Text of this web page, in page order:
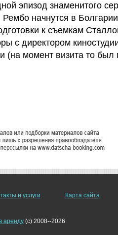
эпизод знаменитого
Рембо начнутся в
к съемкам
с директором
(на момент визита то
и услуги Карта сайта
аренду (c) 2008--2026